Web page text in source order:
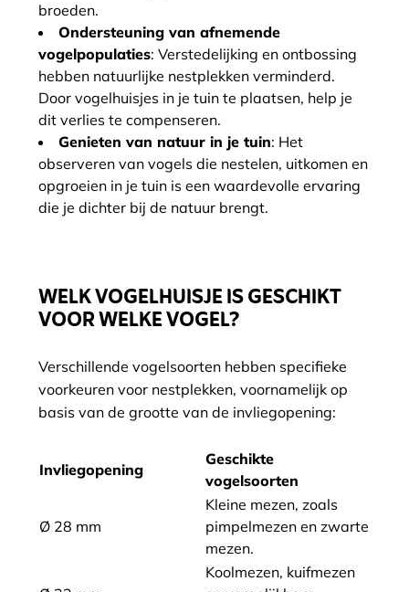
broeden.
Ondersteuning van afnemende
vogelpopulaties: Verstedelijking en ontbossing
hebben natuurlijke nestplekken verminderd.
Door vogelhuisjes in je tuin te plaatsen, help je
dit verlies te compenseren.
Genieten van natuur in je tuin: Het
observeren van vogels die nestelen, uitkomen en
opgroeien in je tuin is een waardevolle ervaring
die je dichter bij de natuur brengt.
WELK VOGELHUISJE IS GESCHIKT
VOOR WELKE VOGEL?
Verschillende vogelsoorten hebben specifieke
voorkeuren voor nestplekken, voornamelijk op
basis van de grootte van de invliegopening:
Invliegopening
Geschikte
vogelsoorten
Ø 28 mm
Kleine mezen, zoals
pimpelmezen en zwarte
mezen.
Koolmezen, kuifmezen